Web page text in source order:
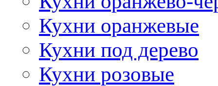
Кухни оранжевые
Кухни под дерево
Кухни розовые